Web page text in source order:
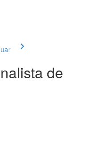
de